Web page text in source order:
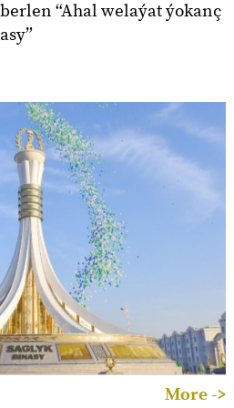
“Ahal welaýat ýokanç
More ->